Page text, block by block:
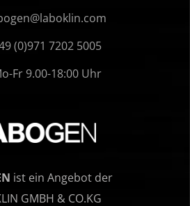
(0)971 7202 5005
Fr 9.00-18:00 Uhr
ist ein Angebot der
GMBH & CO.KG